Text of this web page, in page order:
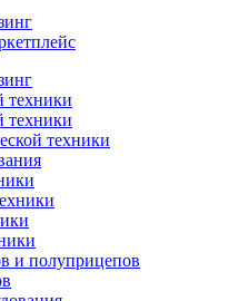
техники
техники
техники
и полуприцепов